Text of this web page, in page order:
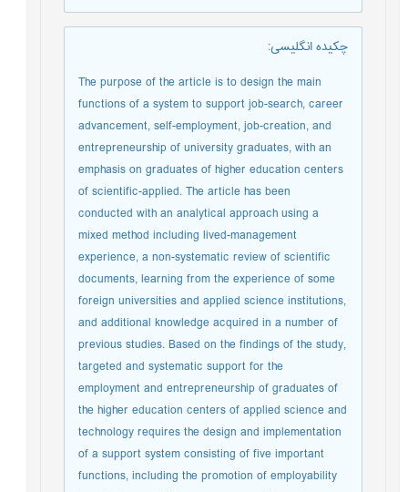
چکیده انگلیسی:
The purpose of the article is to design the main
functions of a system to support job-search, career
advancement, self-employment, job-creation, and
entrepreneurship of university graduates, with an
emphasis on graduates of higher education centers
of scientific-applied. The article has been
conducted with an analytical approach using a
mixed method including lived-management
experience, a non-systematic review of scientific
documents, learning from the experience of some
foreign universities and applied science institutions,
and additional knowledge acquired in a number of
previous studies. Based on the findings of the study,
targeted and systematic support for the
employment and entrepreneurship of graduates of
the higher education centers of applied science and
technology requires the design and implementation
of a support system consisting of five important
functions, including the promotion of employability